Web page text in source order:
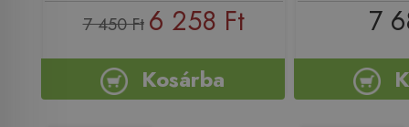
7 450 Ft 6 258 Ft
Kosárba
7